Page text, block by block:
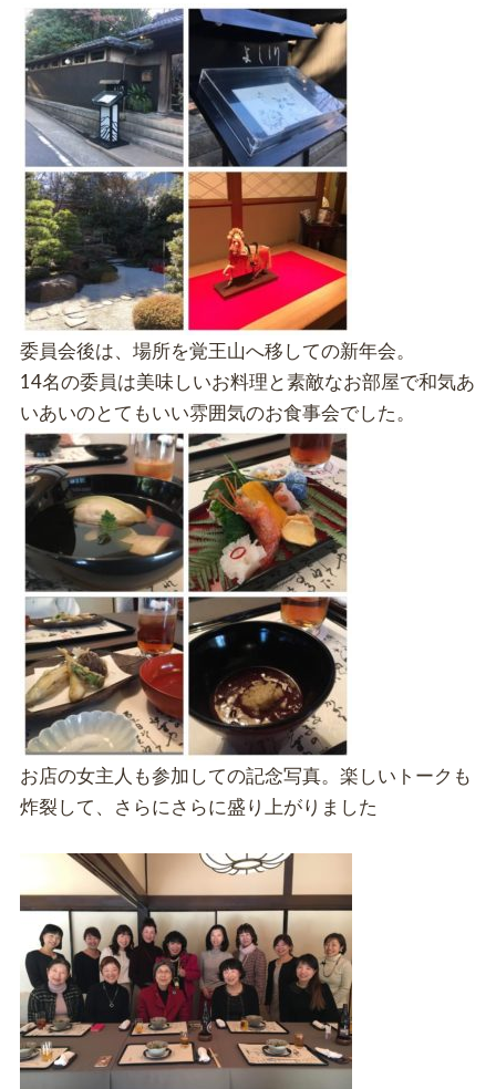
委員会後は、場所を覚王山へ移しての新年会。
14名の委員は美味しいお料理と素敵なお部屋で和気あ
いあいのとてもいい雰囲気のお食事会でした。
お店の女主人も参加しての記念写真。楽しいトークも
炸裂して、さらにさらに盛り上がりました